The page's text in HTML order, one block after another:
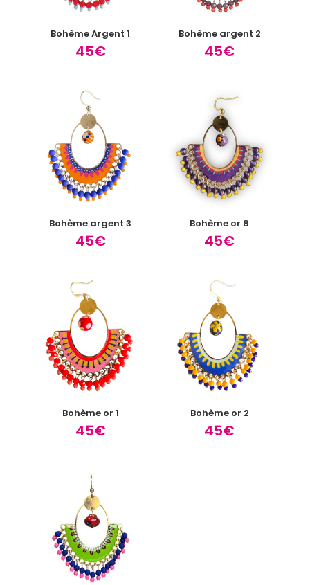
Bohème Argent 1
45€
Bohème argent 2
45€
Bohème argent 3
45€
Bohème or 8
45€
Bohème or 1
45€
Bohème or 2
45€